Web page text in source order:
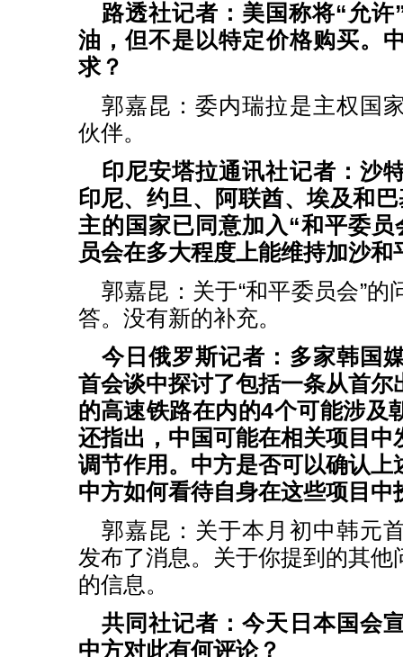
路透社记者：美国称将“允
油，但不是以特定价格购买。
求？
郭嘉昆：委内瑞拉是主权国
伙伴。
印尼安塔拉通讯社记者：沙
印尼、约旦、阿联酋、埃及和
主的国家已同意加入“和平委
员会在多大程度上能维持加沙和
郭嘉昆：关于“和平委员会”
答。没有新的补充。
今日俄罗斯记者：多家韩国
首会谈中探讨了包括一条从首尔
的高速铁路在内的4个可能涉及
还指出，中国可能在相关项目中
调节作用。中方是否可以确认上
中方如何看待自身在这些项目中
郭嘉昆：关于本月初中韩元
发布了消息。关于你提到的其他
的信息。
共同社记者：今天日本国会
中方对此有何评论？